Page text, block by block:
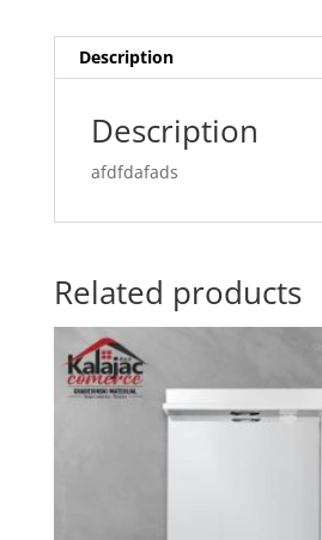
Description
Description
afdfdafads
Related products